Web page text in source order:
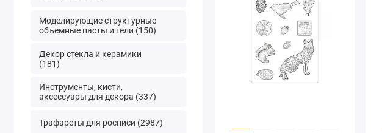
Моделирующие структурные
объемные пасты и гели (150)
Декор стекла и керамики
(181)
Инструменты, кисти,
аксессуары для декора (337)
Трафареты для росписи (2987)